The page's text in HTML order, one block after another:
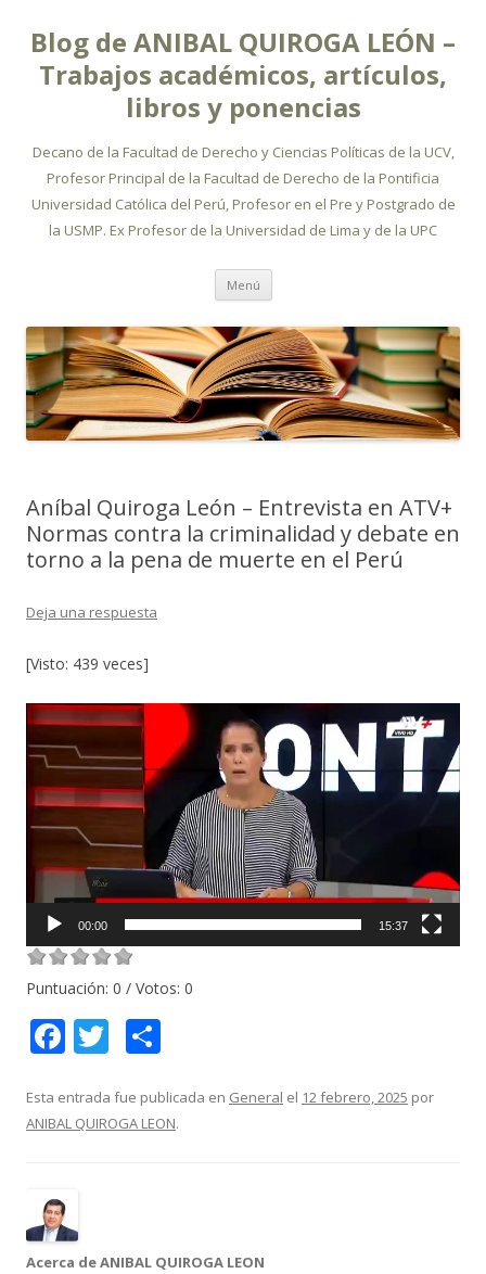
Blog de ANIBAL QUIROGA LEÓN –
Trabajos académicos, artículos,
libros y ponencias
Decano de la Facultad de Derecho y Ciencias Políticas de la UCV,
Profesor Principal de la Facultad de Derecho de la Pontificia
Universidad Católica del Perú, Profesor en el Pre y Postgrado de
la USMP. Ex Profesor de la Universidad de Lima y de la UPC
Menú Ir
contenido
Aníbal Quiroga León – Entrevista en ATV+
Normas contra la criminalidad y debate en
torno a la pena de muerte en el Perú
Deja una respuesta
[Visto: 439 veces]
Reproductor
de
vídeo
00:00 15:37
Puntuación: 0 / Votos: 0
F
e
b
o
k
T
itt
er
m
p
Esta entrada fue publicada en General el 12 febrero, 2025 por
ANIBAL QUIROGA LEON.
Acerca de ANIBAL QUIROGA LEON